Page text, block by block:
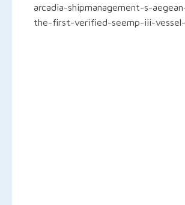
arcadia-shipmanagement-s-
the-first-verified-seemp-iii-